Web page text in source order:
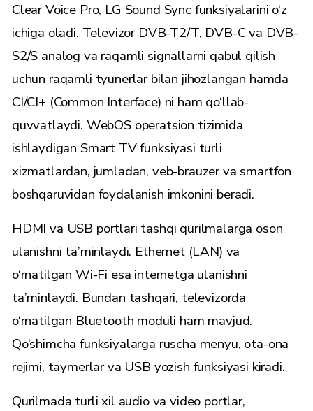
Clear Voice Pro, LG Sound Sync funksiyalarini o‘z
ichiga oladi. Televizor DVB-T2/T, DVB-C va DVB-
S2/S analog va raqamli signallarni qabul qilish
uchun raqamli tyunerlar bilan jihozlangan hamda
CI/CI+ (Common Interface) ni ham qo‘llab-
quvvatlaydi. WebOS operatsion tizimida
ishlaydigan Smart TV funksiyasi turli
xizmatlardan, jumladan, veb-brauzer va smartfon
boshqaruvidan foydalanish imkonini beradi.
HDMI va USB portlari tashqi qurilmalarga oson
ulanishni ta’minlaydi. Ethernet (LAN) va
o‘rnatilgan Wi-Fi esa internetga ulanishni
ta’minlaydi. Bundan tashqari, televizorda
o‘rnatilgan Bluetooth moduli ham mavjud.
Qo‘shimcha funksiyalarga ruscha menyu, ota-ona
rejimi, taymerlar va USB yozish funksiyasi kiradi.
Qurilmada turli xil audio va video portlar,